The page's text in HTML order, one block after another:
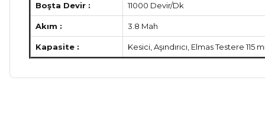
Boşta Devir : 11000 Devir/Dk
Akım : 3.8 Mah
Kapasite : Kesici, Aşındırıcı, Elmas Testere 115